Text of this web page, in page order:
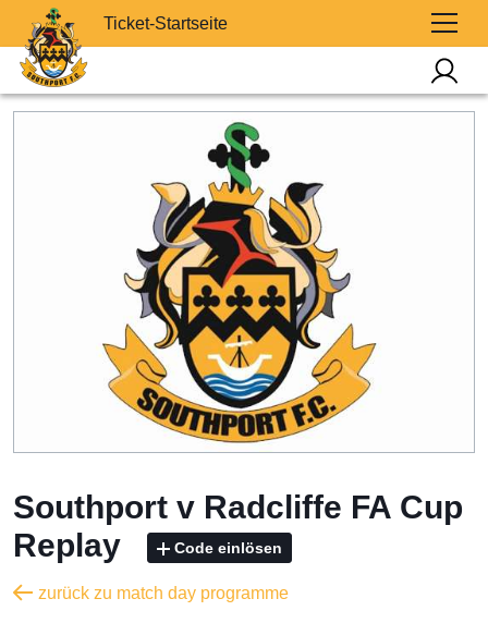
Ticket-Startseite
Southport v Radcliffe FA Cup
Replay
Code einlösen
zurück zu match day programme